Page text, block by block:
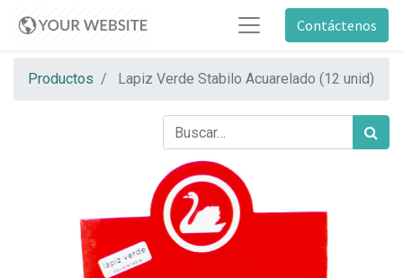
Contáctenos
Productos Lapiz Verde Stabilo Acuarelado (12 unid)